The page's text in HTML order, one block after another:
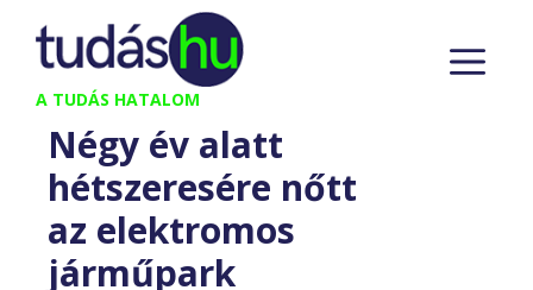
Kilépés
tartalomba
A TUDÁS HATALOM
Négy év alatt
hétszeresére nőtt
az elektromos
járműpark